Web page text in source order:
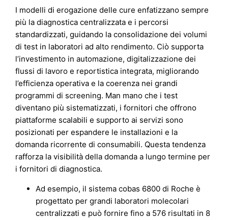
I modelli di erogazione delle cure enfatizzano sempre
più la diagnostica centralizzata e i percorsi
standardizzati, guidando la consolidazione dei volumi
di test in laboratori ad alto rendimento. Ciò supporta
l’investimento in automazione, digitalizzazione dei
flussi di lavoro e reportistica integrata, migliorando
l’efficienza operativa e la coerenza nei grandi
programmi di screening. Man mano che i test
diventano più sistematizzati, i fornitori che offrono
piattaforme scalabili e supporto ai servizi sono
posizionati per espandere le installazioni e la
domanda ricorrente di consumabili. Questa tendenza
rafforza la visibilità della domanda a lungo termine per
i fornitori di diagnostica.
Ad esempio, il sistema cobas 6800 di Roche è
progettato per grandi laboratori molecolari
centralizzati e può fornire fino a 576 risultati in 8